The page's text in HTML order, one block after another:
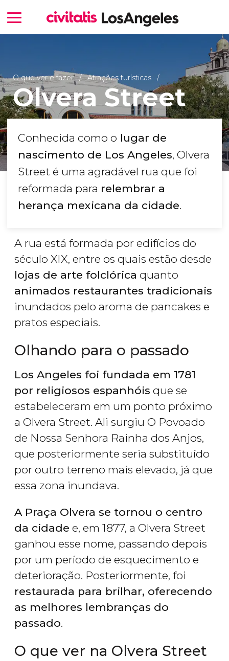
O que ver e fazer Atrações turísticas
Olvera Street
Conhecida como o lugar de
nascimento de Los Angeles, Olvera
Street é uma agradável rua que foi
reformada para relembrar a
herança mexicana da cidade.
A rua está formada por edifícios do
século XIX, entre os quais estão desde
lojas de arte folclórica quanto
animados restaurantes tradicionais
inundados pelo aroma de pancakes e
pratos especiais.
Olhando para o passado
Los Angeles foi fundada em 1781
por religiosos espanhóis que se
estabeleceram em um ponto próximo
a Olvera Street. Ali surgiu O Povoado
de Nossa Senhora Rainha dos Anjos,
que posteriormente seria substituído
por outro terreno mais elevado, já que
essa zona inundava.
A Praça Olvera se tornou o centro
da cidade e, em 1877, a Olvera Street
ganhou esse nome, passando depois
por um período de esquecimento e
deterioração. Posteriormente, foi
restaurada para brilhar, oferecendo
as melhores lembranças do
passado.
O que ver na Olvera Street